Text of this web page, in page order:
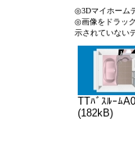
◎3Dマイホーム
◎画像をドラッ
示されていない
TTﾊﾞｽﾙｰﾑ
(182kB)